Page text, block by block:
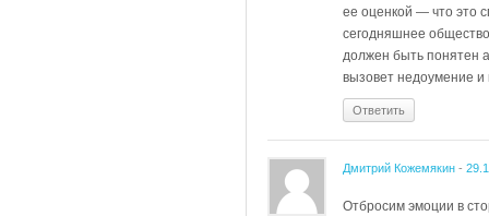
ее оценкой — что это
сегодняшнее
должен быть понятен
вызовет недоумение
Ответить
Дмитрий Кожемякин -
Отбросим эмоции в